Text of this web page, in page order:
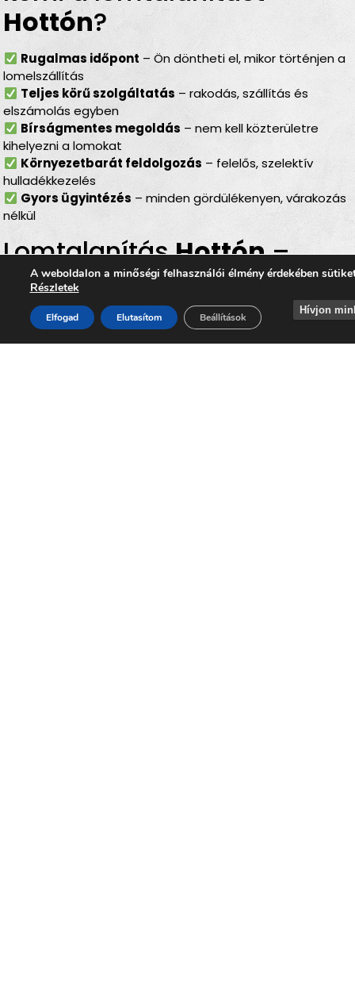
Hottón?
Rugalmas időpont – Ön döntheti el, mikor történjen a
lomelszállítás
Teljes körű szolgáltatás – rakodás, szállítás és
elszámolás egyben
Bírságmentes megoldás – nem kell közterületre
kihelyezni a lomokat
Környezetbarát feldolgozás – felelős, szelektív
hulladékkezelés
Gyors ügyintézés – minden gördülékenyen, várakozás
nélkül
LomtalanításHottón–
ideális választás minden
helyzetben
Legyen szóköltözésről, lakásfelújításról,
A weboldalon a minőségi felhasználói élmény érdekében
Részletek
Elfogad Elutasítom Beállítások
Hívjon